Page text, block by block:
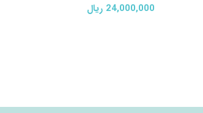
24,000,000 ریال